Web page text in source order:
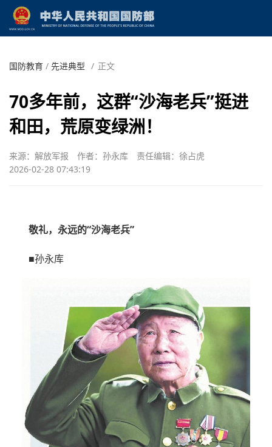
国防教育 / 先进典型 / 正文
‌70多年前，这群“沙海老兵”挺进
和田，荒原变绿洲！
来源：解放军报 作者：孙永库
责任编辑：徐占虎
2026-02-28 07:43:19
敬礼，永远的“沙海老兵”
■孙永库